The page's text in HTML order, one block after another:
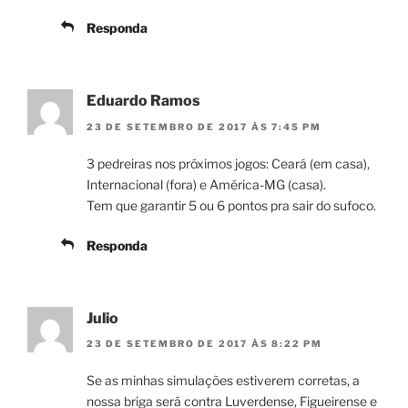
Responda
Eduardo Ramos
23 DE SETEMBRO DE 2017 ÀS 7:45 PM
3 pedreiras nos próximos jogos: Ceará (em casa),
Internacional (fora) e América-MG (casa).
Tem que garantir 5 ou 6 pontos pra sair do sufoco.
Responda
Julio
23 DE SETEMBRO DE 2017 ÀS 8:22 PM
Se as minhas simulações estiverem corretas, a
nossa briga será contra Luverdense, Figueirense e